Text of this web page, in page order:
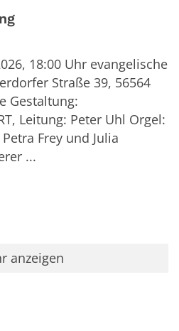
18:00 Uhr evangelische
Straße 39, 56564
Gestaltung:
Leitung: Peter Uhl Orgel:
Frey und Julia
...
anzeigen